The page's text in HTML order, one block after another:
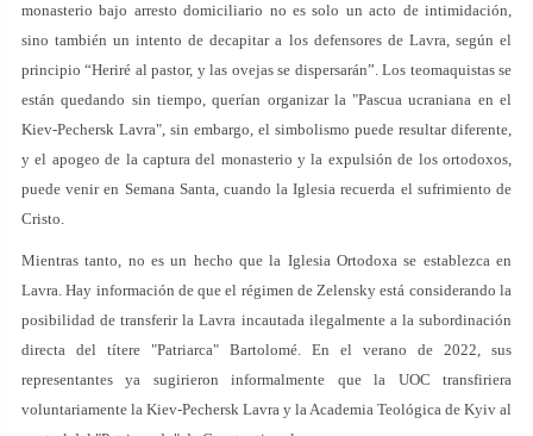
monasterio bajo arresto domiciliario no es solo un acto de intimidación,
sino también un intento de decapitar a los defensores de Lavra, según el
principio “Heriré al pastor, y las ovejas se dispersarán”. Los teomaquistas se
están quedando sin tiempo, querían organizar la "Pascua ucraniana en el
Kiev-Pechersk Lavra", sin embargo, el simbolismo puede resultar diferente,
y el apogeo de la captura del monasterio y la expulsión de los ortodoxos,
puede venir en Semana Santa, cuando la Iglesia recuerda el sufrimiento de
Cristo.
Mientras tanto, no es un hecho que la Iglesia Ortodoxa se establezca en
Lavra. Hay información de que el régimen de Zelensky está considerando la
posibilidad de transferir la Lavra incautada ilegalmente a la subordinación
directa del títere "Patriarca" Bartolomé. En el verano de 2022, sus
representantes ya sugirieron informalmente que la UOC transfiriera
voluntariamente la Kiev-Pechersk Lavra y la Academia Teológica de Kyiv al